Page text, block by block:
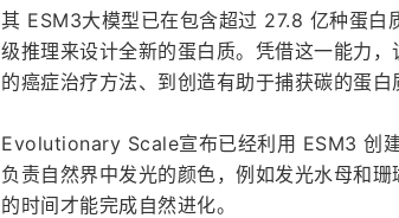
其 ESM3大模型已在包含超过 27.8 亿种蛋白
级推理来设计全新的蛋白质。凭借这一能力
的癌症治疗方法、到创造有助于捕获碳的蛋白
Evolutionary Scale宣布已经利用 ESM3 创
负责自然界中发光的颜色，例如发光水母和
的时间才能完成自然进化。